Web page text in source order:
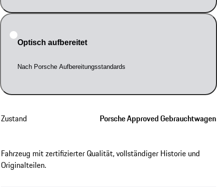
Optisch aufbereitet
Nach Porsche Aufbereitungsstandards
Zustand Porsche Approved Gebrauchtwagen
Fahrzeug mit zertifizierter Qualität, vollständiger Historie und
Originalteilen.